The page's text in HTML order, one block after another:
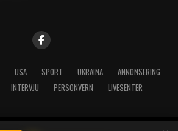
USA SPORT UKRAINA
ANNONSERING
INTERVJU PERSONVERN LIVESENTER